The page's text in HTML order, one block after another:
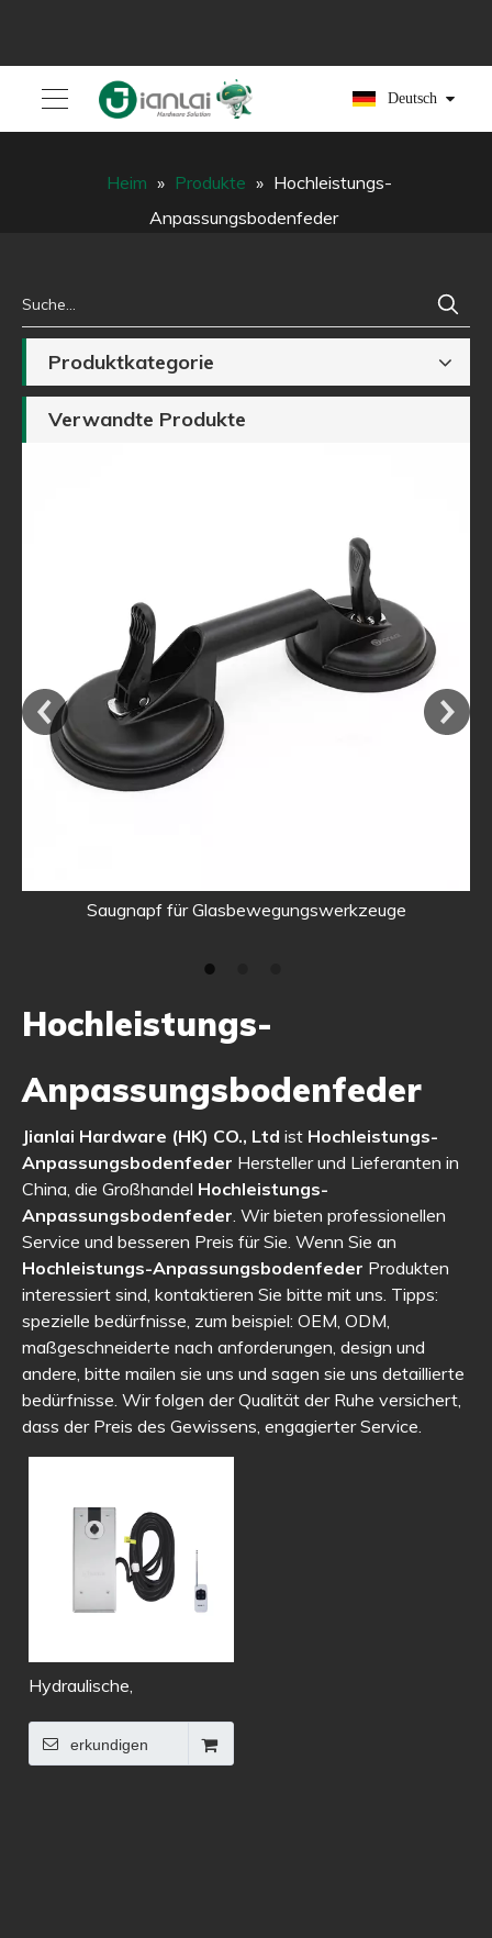
Deutsch
Heim » Produkte » Hochleistungs-
Anpassungsbodenfeder
Produktkategorie
Verwandte Produkte
Saugnapf für Glasbewegungswerkzeuge
Hochleistungs-
Anpassungsbodenfeder
Jianlai Hardware (HK) CO., Ltd ist Hochleistungs-
Anpassungsbodenfeder Hersteller und Lieferanten in
China, die Großhandel Hochleistungs-
Anpassungsbodenfeder. Wir bieten professionellen
Service und besseren Preis für Sie. Wenn Sie an
Hochleistungs-Anpassungsbodenfeder Produkten
interessiert sind, kontaktieren Sie bitte mit uns. Tipps:
spezielle bedürfnisse, zum beispiel: OEM, ODM,
maßgeschneiderte nach anforderungen, design und
andere, bitte mailen sie uns und sagen sie uns detaillierte
bedürfnisse. Wir folgen der Qualität der Ruhe versichert,
dass der Preis des Gewissens, engagierter Service.
Hydraulische,
Bodenfeder für hohe
Beanspruchung
erkundigen